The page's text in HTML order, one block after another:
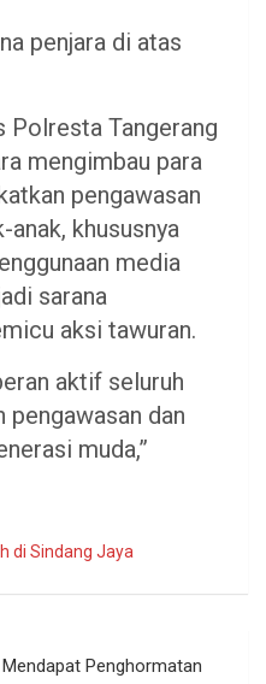
penjara di atas
Polresta Tangerang
mengimbau para
pengawasan
khususnya
media
sarana
aksi tawuran.
aktif seluruh
pengawasan dan
muda,”
di Sindang Jaya
Penghormatan